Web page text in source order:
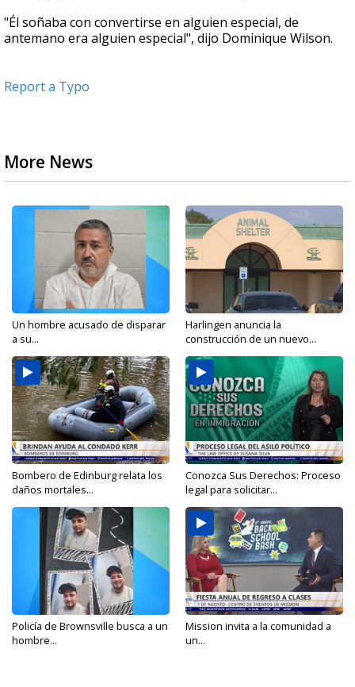
"Él soñaba con convertirse en alguien especial, de
antemano era alguien especial", dijo Dominique Wilson.
Report a Typo
More News
Un hombre acusado de disparar
a su...
Harlingen anuncia la
construcción de un nuevo...
Bombero de Edinburg relata los
daños mortales...
Conozca Sus Derechos: Proceso
legal para solicitar...
Policía de Brownsville busca a un
hombre...
Mission invita a la comunidad a
un...